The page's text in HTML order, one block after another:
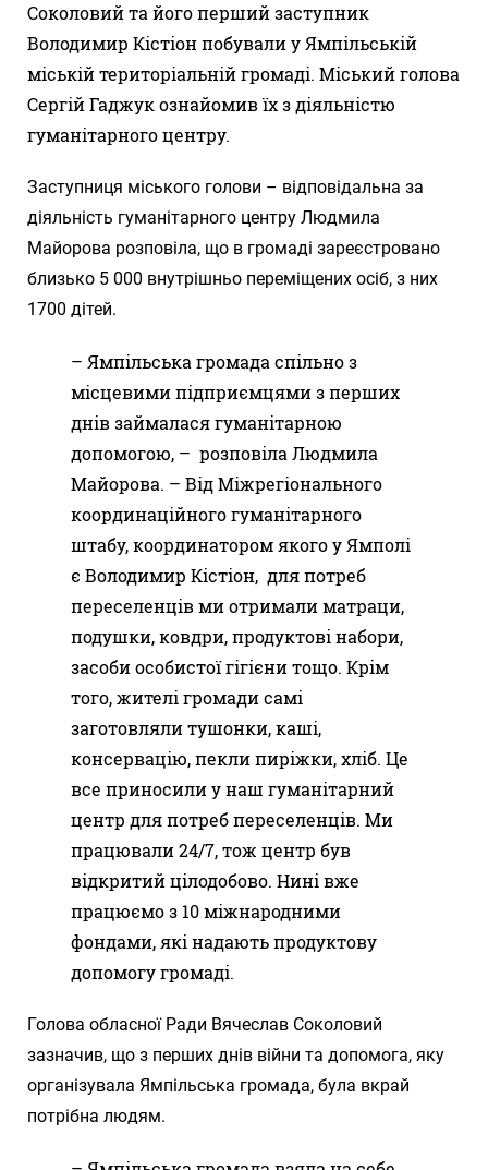
Соколовий та його перший заступник
Володимир Кістіон побували у Ямпільській
міській територіальній громаді. Міський голова
Сергій Гаджук ознайомив їх з діяльністю
гуманітарного центру.
Заступниця міського голови – відповідальна за
діяльність гуманітарного центру Людмила
Майорова розповіла, що в громаді зареєстровано
близько 5 000 внутрішньо переміщених осіб, з них
1700 дітей.
– Ямпільська громада спільно з
місцевими підприємцями з перших
днів займалася гуманітарною
допомогою, – розповіла Людмила
Майорова. – Від Міжрегіонального
координаційного гуманітарного
штабу, координатором якого у Ямполі
є Володимир Кістіон, для потреб
переселенців ми отримали матраци,
подушки, ковдри, продуктові набори,
засоби особистої гігієни тощо. Крім
того, жителі громади самі
заготовляли тушонки, каші,
консервацію, пекли пиріжки, хліб. Це
все приносили у наш гуманітарний
центр для потреб переселенців. Ми
працювали 24/7, тож центр був
відкритий цілодобово. Нині вже
працюємо з 10 міжнародними
фондами, які надають продуктову
допомогу громаді.
Голова обласної Ради Вячеслав Соколовий
зазначив, що з перших днів війни та допомога, яку
організувала Ямпільська громада, була вкрай
потрібна людям.